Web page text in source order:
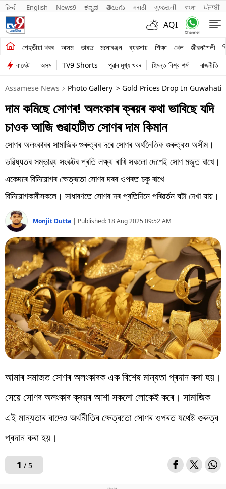
हिन्दी English News9 ಕನ್ನಡ తెలుగు मराठी ગુજરાતી বাংলা ਪੰਜਾਬੀ
AQI
শেহতীয়া খবৰ অসম ভাৰত মনোৰঞ্জন ব্যৱসায় শিক্ষা খেল জীৱনশৈলী
শেহতীয়া খবৰ
অসম
ভাৰত
মনোৰঞ্জন
শিক্ষা
খেল
জীৱনশৈলী
বিশ্ব
প্ৰযুক্তি
Videos
বাজেট অসম TV9 Shorts পুৱাৰ মুখ্য খবৰ হিমন্ত বিশ্ব শৰ্মা ৰাজনীতি
Assamese News Photo Gallery > Gold Prices Drop In Guwahati
দাম কমিছে সোণৰ! অলংকাৰ ক্ৰয়ৰ কথা ভাবিছে যদি
চাওক আজি গুৱাহাটীত সোণৰ দাম কিমান
সোণৰ অলংকাৰৰ সামাজিক গুৰুত্বৰ দৰে সোণৰ অৰ্থনৈতিক গুৰুত্বও অসীম।
ভৱিষ্যতৰ সম্ভাৱ্য সংকটৰ প্ৰতি লক্ষ্য ৰাখি সকলো দেশেই সোণ মজুত ৰাখে।
একেদৰে বিনিয়োগৰ ক্ষেত্ৰতো সোণৰ দৰৰ ওপৰত চকু ৰাখে
বিনিয়োগকাৰীসকলে। সাধাৰণতে সোণৰ দৰ প্ৰতিদিনে পৰিৱৰ্তন ঘটা দেখা যায়।
Monjit Dutta | Published: 18 Aug 2025 09:52 AM
আমাৰ সমাজত সোণৰ অলংকাৰক এক বিশেষ মান্যতা প্ৰদান কৰা হয়।
সেয়ে সোণৰ অলংকাৰ ক্ৰয়ৰ আশা সকলো লোকেই কৰে। সামাজিক
এই মান্যতাৰ বাদেও অৰ্থনীতিৰ ক্ষেত্ৰতো সোণৰ ওপৰত যথেষ্ট গুৰুত্ব
প্ৰদান কৰা হয়।
1 / 5